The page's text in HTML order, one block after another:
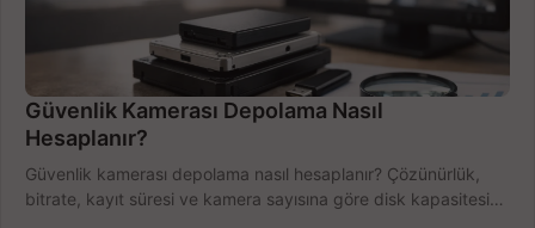
Güvenlik Kamerası Depolama Nasıl
Hesaplanır?
Güvenlik kamerası depolama nasıl hesaplanır? Çözünürlük,
bitrate, kayıt süresi ve kamera sayısına göre disk kapasitesini